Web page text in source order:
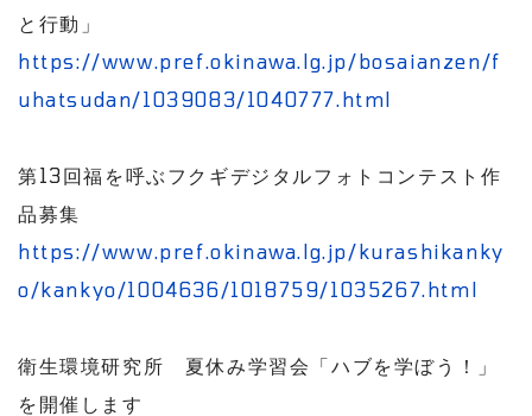
と行動」
https://www.pref.okinawa.lg.jp/bosaianzen/f
uhatsudan/1039083/1040777.html
第13回福を呼ぶフクギデジタルフォトコンテスト作
品募集
https://www.pref.okinawa.lg.jp/kurashikanky
o/kankyo/1004636/1018759/1035267.html
衛生環境研究所 夏休み学習会「ハブを学ぼう！」
を開催します